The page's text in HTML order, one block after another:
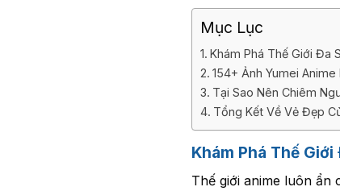
Mục Lục
Khám Phá Thế Giới Đa
154+ Ảnh Yumei
Tại Sao Nên Chiêm
Tổng Kết Về Vẻ Đẹp
Khám Phá Thế
Thế giới anime luôn ẩn